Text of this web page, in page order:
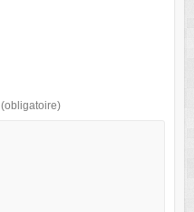
(obligatoire)